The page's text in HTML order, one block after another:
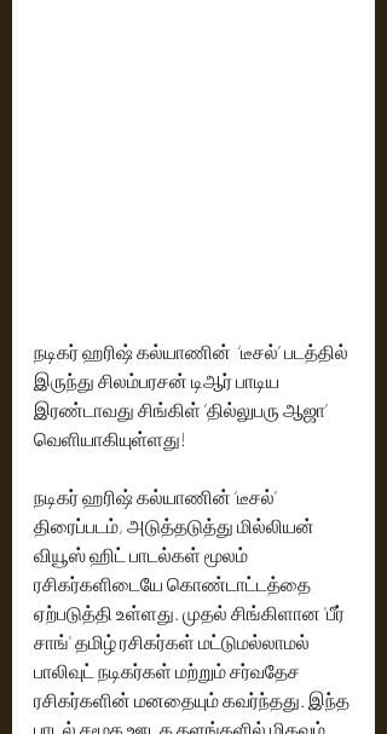
நடிகர் ஹரிஷ் கல்யாணின்  ‘டீசல்’ படத்தில்
இருந்து சிலம்பரசன் டிஆர் பாடிய
இரண்டாவது சிங்கிள் ‘தில்லுபரு ஆஜா’
வெளியாகியுள்ளது!
நடிகர் ஹரிஷ் கல்யாணின் ‘டீசல்’
திரைப்படம், அடுத்தடுத்து மில்லியன்
வியூஸ் ஹிட் பாடல்கள் மூலம்
ரசிகர்களிடையே கொண்டாட்டத்தை
ஏற்படுத்தி உள்ளது. முதல் சிங்கிளான 'பீர்
சாங்' தமிழ் ரசிகர்கள் மட்டுமல்லாமல்
பாலிவுட் நடிகர்கள் மற்றும் சர்வதேச
ரசிகர்களின் மனதையும் கவர்ந்தது. இந்த
பாடல் சமூக ஊடக தளங்களில் மிகவும்